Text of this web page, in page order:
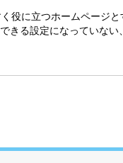
役に立つホームページ
きる設定になっていな